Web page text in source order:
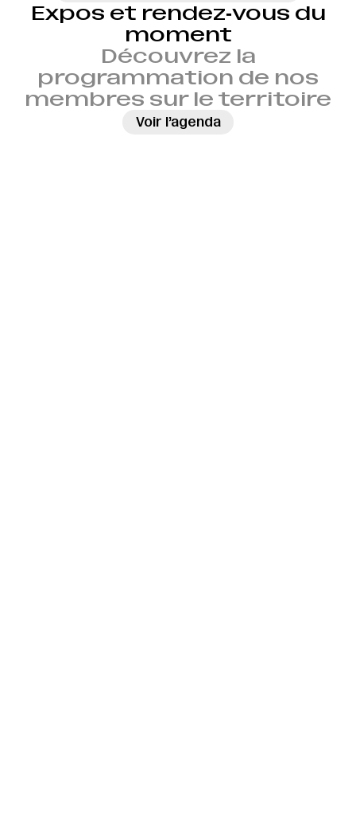
Expos et rendez‑vous du
moment
Découvrez la
programmation de nos
membres sur le territoire
Voir l’agenda